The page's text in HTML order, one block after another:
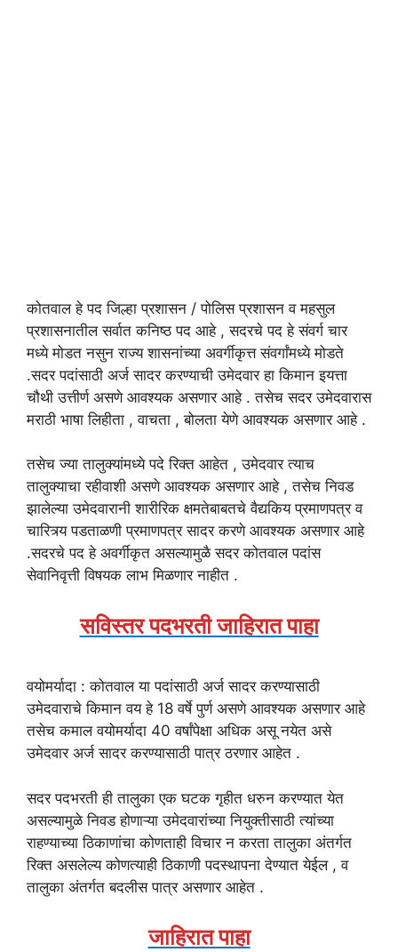
कोतवाल हे पद जिल्हा प्रशासन / पोलिस प्रशासन व महसुल
प्रशासनातील सर्वात कनिष्ठ पद आहे , सदरचे पद हे संवर्ग चार
मध्ये मोडत नसुन राज्य शासनांच्या अवर्गीकृत्त संवर्गांमध्ये मोडते
.सदर पदांसाठी अर्ज सादर करण्याची उमेदवार हा किमान इयत्ता
चौथी उत्तीर्ण असणे आवश्यक असणार आहे . तसेच सदर उमेदवारास
मराठी भाषा लिहीता , वाचता , बोलता येणे आवश्यक असणार आहे .
तसेच ज्या तालुक्यांमध्ये पदे रिक्त आहेत , उमेदवार त्याच
तालुक्याचा रहीवाशी असणे आवश्यक असणार आहे , तसेच निवड
झालेल्या उमेदवारानी शारीरिक क्षमतेबाबतचे वैद्यकिय प्रमाणपत्र व
चारित्र्य पडताळणी प्रमाणपत्र सादर करणे आवश्यक असणार आहे
.सदरचे पद हे अवर्गीकृत असल्यामुळै सदर कोतवाल पदांस
सेवानिवृत्ती विषयक लाभ मिळणार नाहीत .
सविस्तर पदभरती जाहिरात पाहा
वयोमर्यादा : कोतवाल या पदांसाठी अर्ज सादर करण्यासाठी
उमेदवाराचे किमान वय हे 18 वर्षे पुर्ण असणे आवश्यक असणार आहे
तसेच कमाल वयोमर्यादा 40 वर्षांपेक्षा अधिक असू नयेत असे
उमेदवार अर्ज सादर करण्यासाठी पात्र ठरणार आहेत .
सदर पदभरती ही तालुका एक घटक गृहीत धरुन करण्यात येत
असल्यामुळे निवड होणाऱ्या उमेदवारांच्या नियुक्तीसाठी त्यांच्या
राहण्याच्या ठिकाणांचा कोणताही विचार न करता तालुका अंतर्गत
रिक्त असलेल्य कोणत्याही ठिकाणी पदस्थापना देण्यात येईल , व
तालुका अंतर्गत बदलीस पात्र असणार आहेत .
जाहिरात पाहा